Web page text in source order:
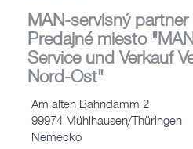
MAN-servisný partner
Predajné miesto
Service und Verkauf
Nord-Ost"
Am alten Bahndamm 2
99974 Mühlhausen/Thüringen
Nemecko